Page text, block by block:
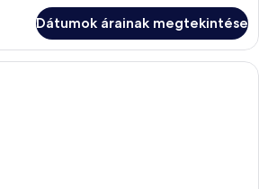
Dátumok árainak megtekintése